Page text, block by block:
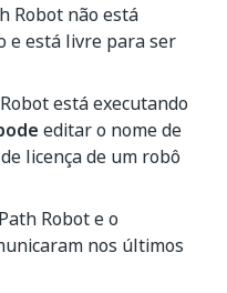
Robot não está
e está livre para ser
está executando
editar o nome de
licença de um robô
Robot e o
nos últimos